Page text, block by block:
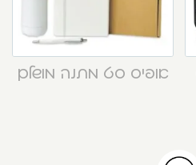
אופיס סט מתנה מושלם